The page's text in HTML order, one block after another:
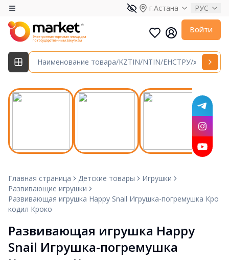
г.Астана РУС
Войти
Главная страница Детские товары
Игрушки
Развивающие игрушки
Развивающая игрушка Happy Snail Игрушка-погремушка Кро
кодил Кроко
Развивающая игрушка Happy
Snail Игрушка-погремушка